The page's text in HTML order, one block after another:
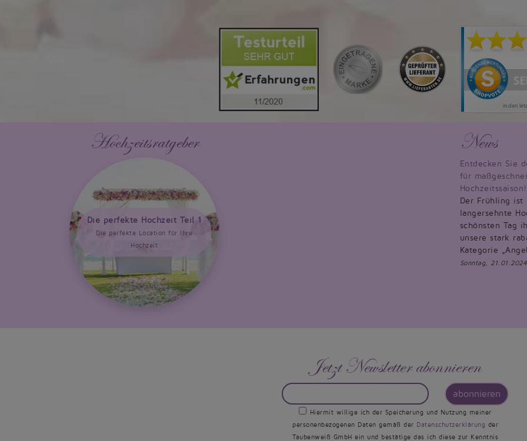
Hochzeitsratgeber
Die perfekte Hochzeit Teil 1
Die perfekte Location für Ihre
Hochzeit
News
Entdecken Sie
für
Hochzeitssaison!
Der Frühling
langersehnte
schönsten Tag
unsere stark
Kategorie
Sonntag,
Jetzt Newsletter abonnieren
abonnieren
Hiermit willige ich der Speicherung und Nutzung meiner
personenbezogenen Daten gemäß der Datenschutzerklärung der
Taubenweiß GmbH ein und bestätige das ich diese zur Kenntnis